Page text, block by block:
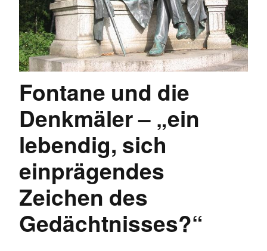
Fontane und die
Denkmäler – „ein
lebendig, sich
einprägendes
Zeichen des
Gedächtnisses?“